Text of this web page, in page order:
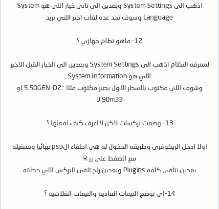
اذهب الى System Settings وبعدين الى ثاني خيار اللي هو System
Language وسوف تجد عده لغات اختر اللتي تريد
12- ماهو نظام جهازي ؟
لمعرفه النظام اذهب الى System Settings وبعدين الى الخيار القبل الاخير
اللي هو System Information
وشوف اللي مكتوب بالسطر الاول يصير مكتوب مثلا : 5.50GEN-D2 او
3.90m33
13- وضعت بركسات لاكن لااعرف كيف افعلها ؟
اولا ادخل الريكوفري وطريقه الدخول له هي اطفاء الpsp نهائيا وتشغيله
مع الضغط على زر R
بعدين بتلقى كلمه Plugins وبعدين راح تلقى البركس اللي حطيته
14-اي توضع الثيمات العاديه والثيمات الفلاشيه ؟